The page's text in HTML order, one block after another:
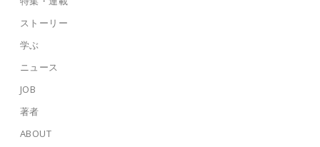
ストーリー
学ぶ
ニュース
JOB
著者
ABOUT